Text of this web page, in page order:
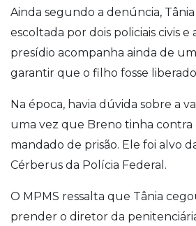
Ainda segundo a denúncia, Tânia
escoltada por dois policiais civis e
presídio acompanha ainda de
garantir que o filho fosse
Na época, havia dúvida sobre a
uma vez que Breno tinha
mandado de prisão. Ele foi alvo
Cérberus da Polícia Federal.
O MPMS ressalta que Tânia
prender o diretor da